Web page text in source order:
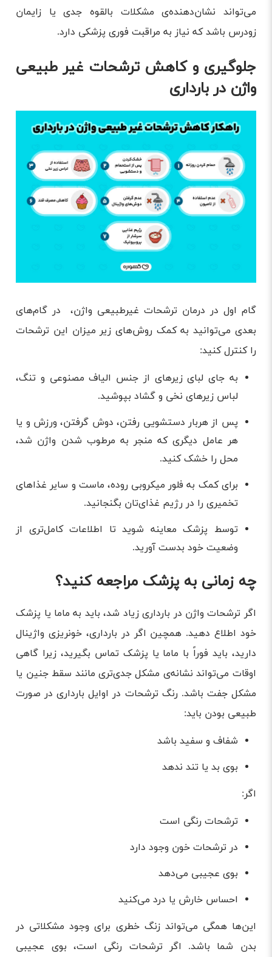
می‌تواند نشان‌دهنده‌ی مشکلات بالقوه جدی یا زایمان
زودرس باشد که نیاز به مراقبت فوری پزشکی دارد.
جلوگیری و کاهش ترشحات غیر طبیعی
واژن در بارداری
گام اول در درمان ترشحات غیرطبیعی واژن، در گام‌های
بعدی می‌توانید به کمک روش‌های زیر میزان این ترشحات
را کنترل کنید:
به جای لبای زیرهای از جنس الیاف مصنوعی و تنگ،
لباس زیرهای نخی و گشاد بپوشید.
پس از هربار دستشویی رفتن، دوش گرفتن، ورزش و یا
هر عامل دیگری که منجر به مرطوب شدن واژن شد،
محل را خشک کنید.
برای کمک به فلور میکروبی روده، ماست و سایر غذاهای
تخمیری را در رژیم غذای‌تان بگنجانید.
توسط پزشک معاینه شوید تا اطلاعات کامل‌تری از
وضعیت خود بدست آورید.
چه زمانی به پزشک مراجعه کنید؟
اگر ترشحات واژن در بارداری زیاد شد، باید به ماما یا پزشک
خود اطلاع دهید. همچین اگر در بارداری، خونریزی واژینال
دارید، باید فوراً با ماما یا پزشک تماس بگیرید، زیرا گاهی
اوقات می‌تواند نشانه‌ی مشکل جدی‌تری مانند سقط جنین یا
مشکل جفت باشد. رنگ ترشحات در اوایل بارداری در صورت
طبیعی بودن باید:
شفاف و سفید باشد
بوی بد یا تند ندهد
اگر:
ترشحات رنگی است
در ترشحات خون وجود دارد
بوی عجیبی می‌دهد
احساس خارش یا درد می‌کنید
این‌ها همگی می‌تواند زنگ خطری برای وجود مشکلاتی در
بدن شما باشد. اگر ترشحات رنگی است، بوی عجیبی